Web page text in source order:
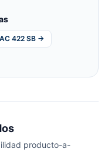
422 SB →
producto-a-